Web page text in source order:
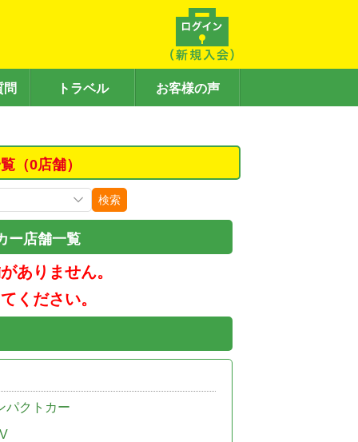
問 トラベル お客様の声
（0店舗）
検索
ー店舗一覧
ありません。
ください。
パクトカー